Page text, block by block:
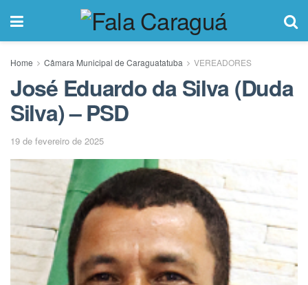
Home Câmara Municipal de Caraguatatuba VEREADORES
José Eduardo da Silva (Duda
Silva) – PSD
19 de fevereiro de 2025